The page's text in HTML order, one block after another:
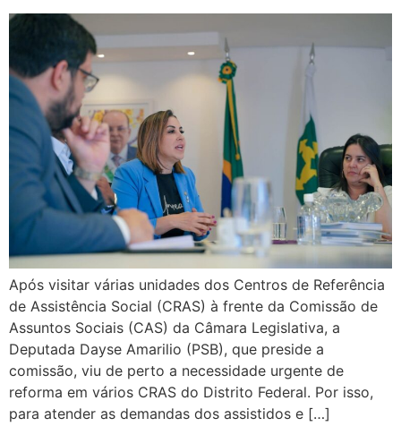
Após visitar várias unidades dos Centros de Referência
de Assistência Social (CRAS) à frente da Comissão de
Assuntos Sociais (CAS) da Câmara Legislativa, a
Deputada Dayse Amarilio (PSB), que preside a
comissão, viu de perto a necessidade urgente de
reforma em vários CRAS do Distrito Federal. Por isso,
para atender as demandas dos assistidos e […]